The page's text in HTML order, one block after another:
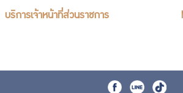
บริการเจ้าหน้าที่ส่วนราชการ